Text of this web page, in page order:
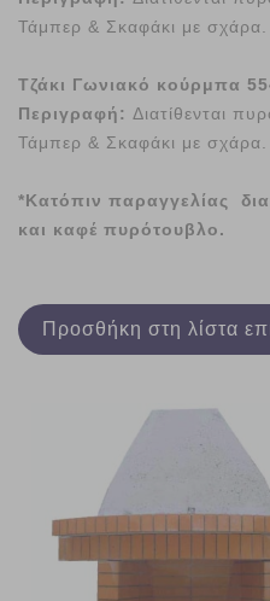
Τάμπερ & Σκαφάκι με σχάρα.
Τζάκι Γωνιακό κούρμπα
Περιγραφή: Διατίθενται
Τάμπερ & Σκαφάκι με σχάρα.
*Κατόπιν παραγγελίας
και καφέ πυρότουβλο.
Προσθήκη στη λίστα